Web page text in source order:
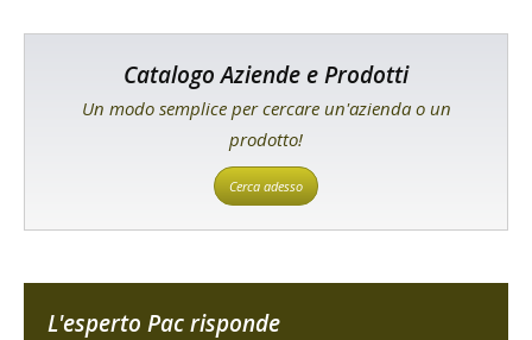
Catalogo Aziende e Prodotti
Un modo semplice per cercare un'azienda o un
prodotto!
Cerca adesso
L'esperto Pac risponde